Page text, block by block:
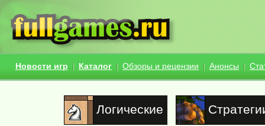
Новости игр Каталог Обзоры и рецензии Анонсы
Логические